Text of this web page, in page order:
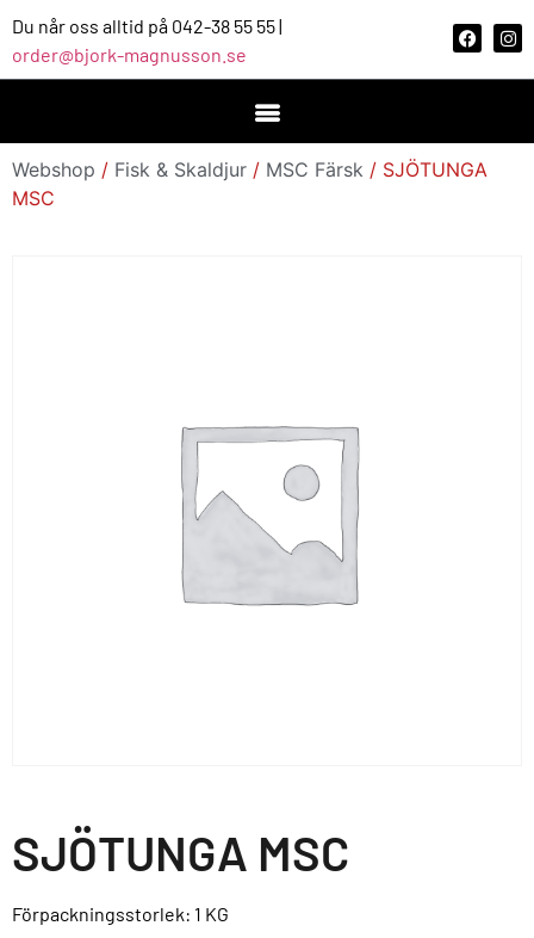
Du når oss alltid på 042-38 55 55 |
order@bjork-magnusson.se
Webshop / Fisk & Skaldjur / MSC Färsk / SJÖTUNGA
MSC
SJÖTUNGA MSC
Förpackningsstorlek: 1 KG